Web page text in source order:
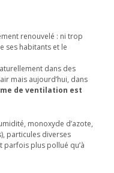
renouvelé : ni trop
ses habitants et le
dans des
mais aujourd’hui, dans
de ventilation est
monoxyde d’azote,
particules diverses
parfois plus pollué qu’à